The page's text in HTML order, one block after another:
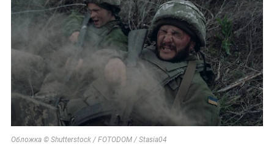
Обложка © Shutterstock / FOTODOM / Stasia04